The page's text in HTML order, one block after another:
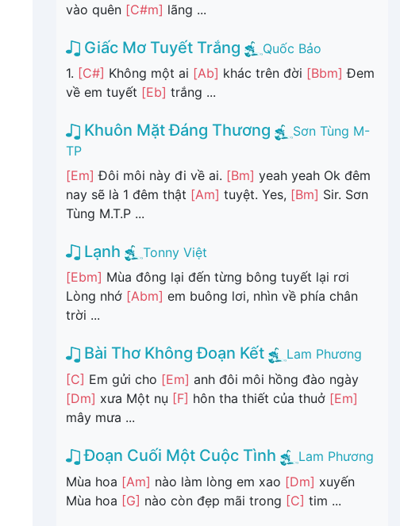
vào quên [C#m] lãng ...
Giấc Mơ Tuyết Trắng
Quốc Bảo
1. [C#] Không một ai [Ab] khác trên đời [Bbm] Đem
về em tuyết [Eb] trắng ...
Khuôn Mặt Đáng Thương
Sơn Tùng M-
TP
[Em] Đôi môi này đi về ai. [Bm] yeah yeah Ok đêm
nay sẽ là 1 đêm thật [Am] tuyệt. Yes, [Bm] Sir. Sơn
Tùng M.T.P ...
Lạnh
Tonny Việt
[Ebm] Mùa đông lại đến từng bông tuyết lại rơi
Lòng nhớ [Abm] em buông lơi, nhìn về phía chân
trời ...
Bài Thơ Không Đoạn Kết
Lam Phương
[C] Em gửi cho [Em] anh đôi môi hồng đào ngày
[Dm] xưa Một nụ [F] hôn tha thiết của thuở [Em]
mây mưa ...
Đoạn Cuối Một Cuộc Tình
Lam Phương
Mùa hoa [Am] nào làm lòng em xao [Dm] xuyến
Mùa hoa [G] nào còn đẹp mãi trong [C] tim ...